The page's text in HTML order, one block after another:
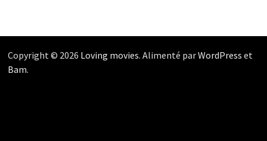
Copyright © 2026 Loving movies. Alimenté parWordPress et
Bam.